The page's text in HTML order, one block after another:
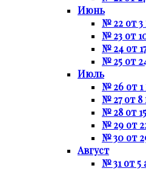
Июнь
№ 22 от
№ 23 от
№ 24 от
№ 25 от
Июль
№ 26 от
№ 27 от 8
№ 28 от
№ 29 от
№ 30 от
Август
№ 31 от 5